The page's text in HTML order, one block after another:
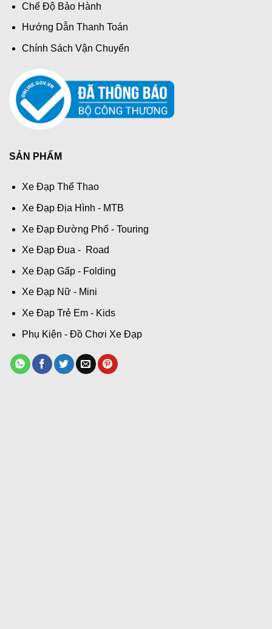
Chế Độ Bảo Hành
Hướng Dẫn Thanh Toán
Chính Sách Vận Chuyển
SẢN PHẨM
Xe Đạp Thể Thao
Xe Đạp Địa Hình - MTB
Xe Đạp Đường Phố - Touring
Xe Đạp Đua - Road
Xe Đạp Gấp - Folding
Xe Đạp Nữ - Mini
Xe Đạp Trẻ Em - Kids
Phụ Kiện - Đồ Chơi Xe Đạp